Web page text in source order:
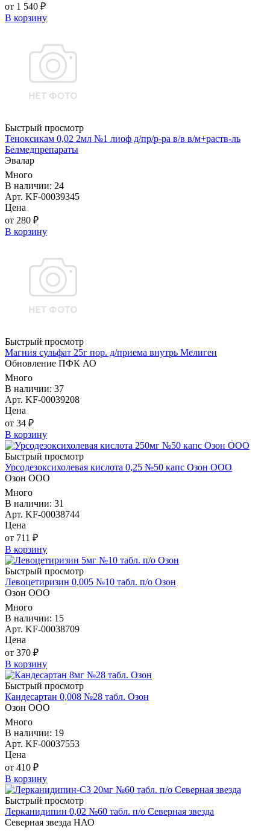
от 1 540 ₽
В корзину
Быстрый просмотр
Теноксикам 0,02 2мл №1 лиоф д/пр/р-ра в/в в/м+раств-ль
Белмедпрепараты
Эвалар
Много
В наличии: 24
Арт. KF-00039345
Цена
от 280 ₽
В корзину
Быстрый просмотр
Магния сульфат 25г пор. д/приема внутрь Мелиген
Обновление ПФК АО
Много
В наличии: 37
Арт. KF-00039208
Цена
от 34 ₽
В корзину
Быстрый просмотр
Урсодезоксихолевая кислота 0,25 №50 капс Озон ООО
Озон ООО
Много
В наличии: 31
Арт. KF-00038744
Цена
от 711 ₽
В корзину
Быстрый просмотр
Левоцетиризин 0,005 №10 табл. п/о Озон
Озон ООО
Много
В наличии: 15
Арт. KF-00038709
Цена
от 370 ₽
В корзину
Быстрый просмотр
Кандесартан 0,008 №28 табл. Озон
Озон ООО
Много
В наличии: 19
Арт. KF-00037553
Цена
от 410 ₽
В корзину
Быстрый просмотр
Лерканидипин 0,02 №60 табл. п/о Северная звезда
Северная звезда НАО